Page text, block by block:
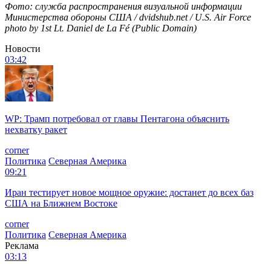
Фото: служба распространения визуальной информации
Министерства обороны США / dvidshub.net / U.S. Air Force
photo by 1st Lt. Daniel de La Fé (Public Domain)
Новости
03:42
WP: Трамп потребовал от главы Пентагона объяснить
нехватку ракет
corner
Политика Северная Америка
09:21
Иран тестирует новое мощное оружие: достанет до всех баз
США на Ближнем Востоке
corner
Политика Северная Америка
Реклама
03:13